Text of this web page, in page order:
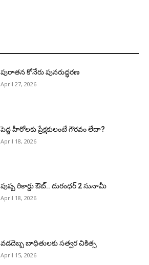
పురాత‌న కోనేరు పున‌రుద్ధ‌ర‌ణ
April 27, 2026
పెద్ద హీరోల‌కు ప్రేక్ష‌కులంటే గౌర‌వం లేదా?
April 18, 2026
పుష్ప రికార్డు ఔట్‌.. దురంధ‌ర్ 2 సునామీ
April 18, 2026
వడదెబ్బ బాధితులకు సత్వర చికిత్స
April 15, 2026